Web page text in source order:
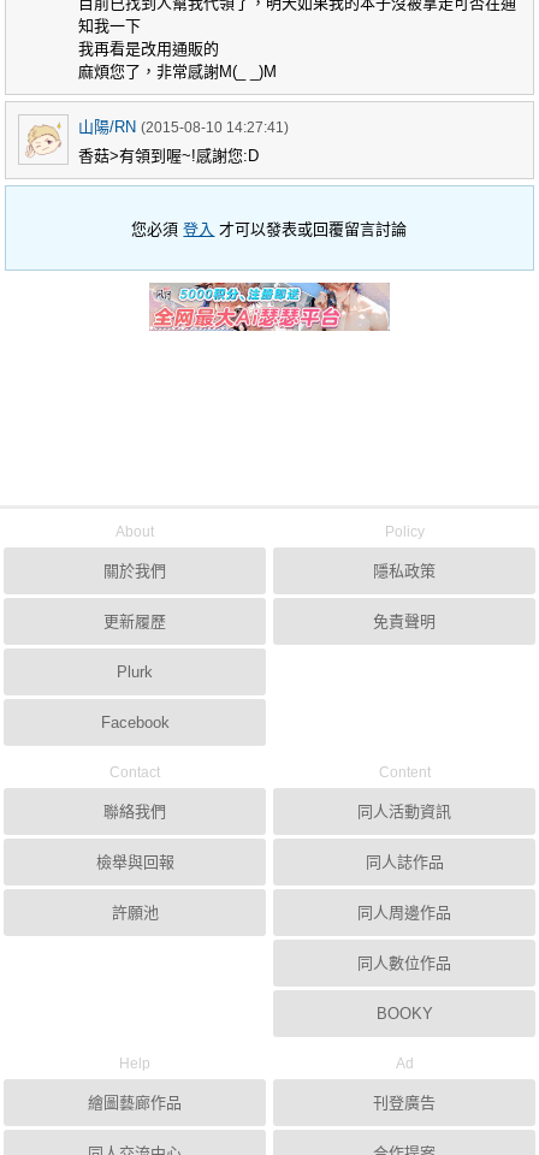
知我一下
我再看是改用通販的
麻煩您了，非常感謝M(_ _)M
山陽/RN (2015-08-10 14:27:41)
香菇>有領到喔~!感謝您:D
您必須登入 才可以發表或回覆留言討論
About
關於我們
更新履歷
Plurk
Facebook
Policy
隱私政策
免責聲明
Contact
聯絡我們
檢舉與回報
許願池
Content
同人活動資訊
同人誌作品
同人周邊作品
同人數位作品
BOOKY
Help
繪圖藝廊作品
Ad
刊登廣告